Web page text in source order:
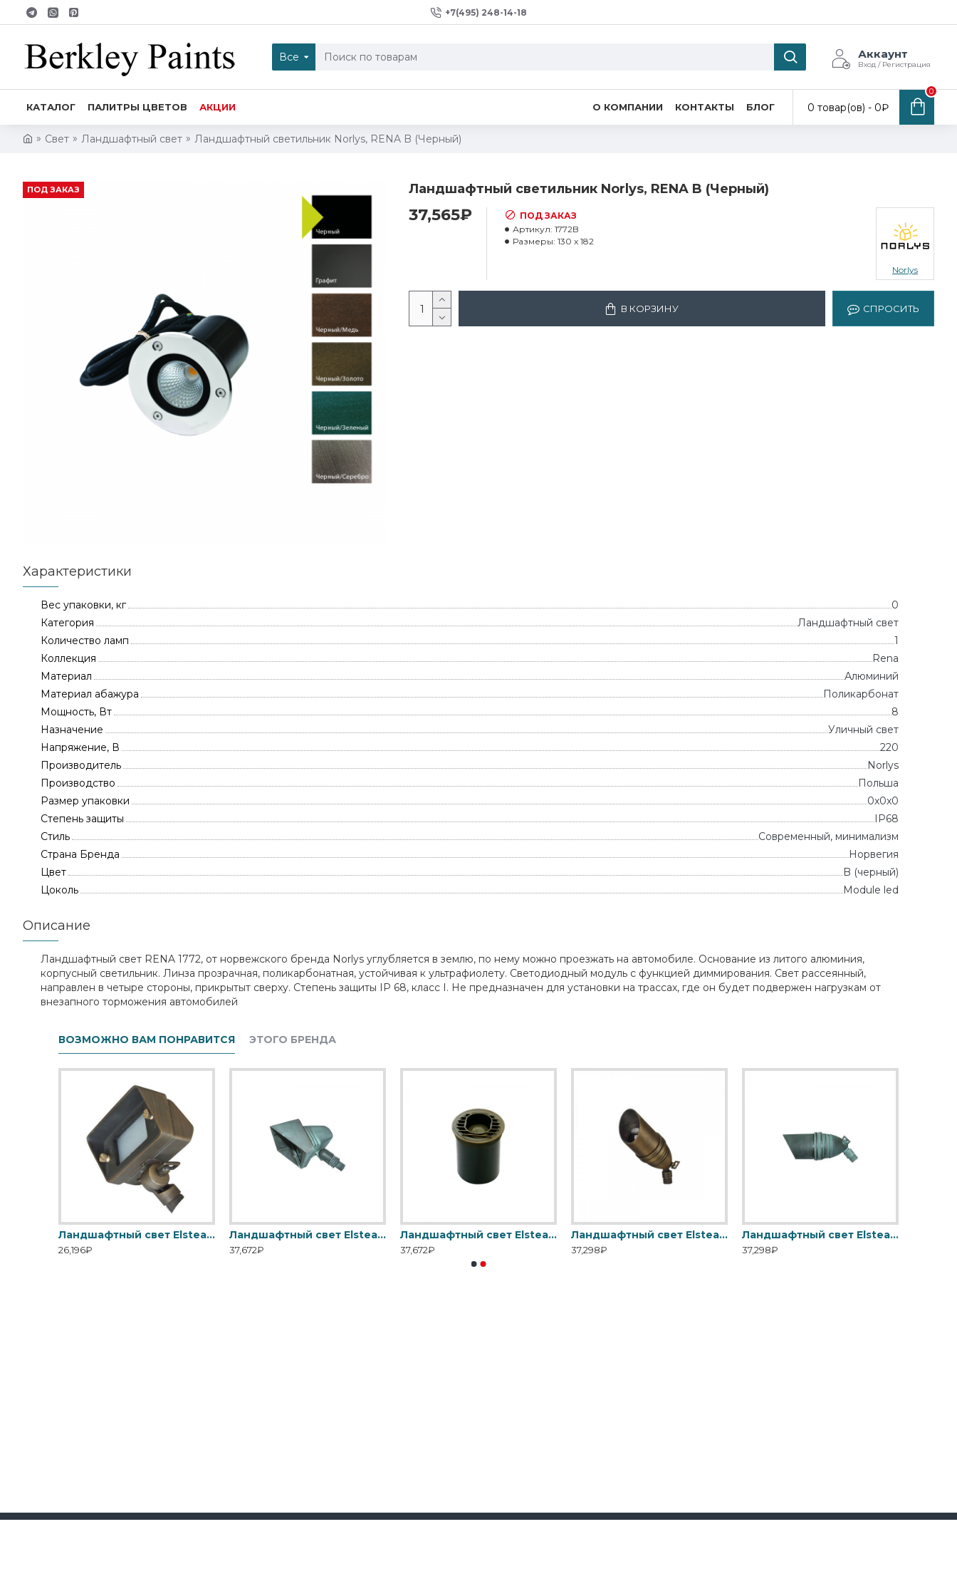
+7(495) 248-14-18
Все Аккаунт
Вход / Регистрация
КАТАЛОГ ПАЛИТРЫ ЦВЕТОВ АКЦИИ О КОМПАНИИ КОНТАКТЫ БЛОГ 0 товар(ов) - 0₽
0
Свет Ландшафтный свет Ландшафтный светильник Norlys, RENA B (Черный)
ПОД ЗАКАЗ Ландшафтный светильник Norlys, RENA B (Черный)
37,565₽
ПОД ЗАКАЗ
Артикул: 1772B
Размеры: 130 x 182
Norlys
В КОРЗИНУ СПРОСИТЬ
Характеристики
Вес упаковки, кг
0
Категория
Ландшафтный свет
Количество ламп
1
Коллекция
Rena
Материал
Алюминий
Материал абажура
Поликарбонат
Мощность, Вт
8
Назначение
Уличный свет
Напряжение, В
220
Производитель
Norlys
Производство
Польша
Размер упаковки
0x0x0
Степень защиты
IP68
Стиль
Современный, минимализм
Страна Бренда
Норвегия
Цвет
B (черный)
Цоколь
Module led
Описание
Ландшафтный свет RENA 1772, от норвежского бренда Norlys углубляется в землю, по нему можно проезжать на автомобиле. Основание из литого алюминия,
корпусный светильник. Линза прозрачная, поликарбонатная, устойчивая к ультрафиолету. Светодиодный модуль с функцией диммирования. Свет рассеянный,
направлен в четыре стороны, прикрытыт сверху. Степень защиты IP 68, класс I. Не предназначен для установки на трассах, где он будет подвержен нагрузкам от
внезапного торможения автомобилей
ВОЗМОЖНО ВАМ ПОНРАВИТСЯ ЭТОГО БРЕНДА
Ландшафтный свет Elstead Exterior, Арт. GZ-BRONZE10
26,196₽
Ландшафтный свет Elstead Exterior, Арт. GZ-BRONZE13
37,672₽
Ландшафтный свет Elstead Exterior, Арт. GZ-BRONZE14
37,672₽
Ландшафтный свет Elstead Exterior, Арт. GZ-BRONZE5
37,298₽
Ландшафтный свет Elstead Exterior, Арт. GZ-BRONZE6
37,298₽